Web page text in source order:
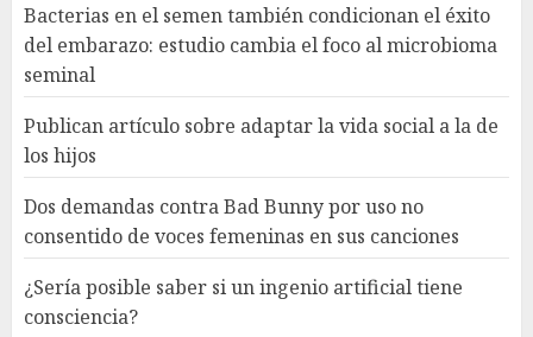
Bacterias en el semen también condicionan el éxito
del embarazo: estudio cambia el foco al microbioma
seminal
Publican artículo sobre adaptar la vida social a la de
los hijos
Dos demandas contra Bad Bunny por uso no
consentido de voces femeninas en sus canciones
¿Sería posible saber si un ingenio artificial tiene
consciencia?
4
¿Sería posible saber si un
ingenio artificial tiene
AGOSTO 6, 2026
5
Sheinbaum confirma que el
papa León XIV no visitará
México en su gira por América
Latina